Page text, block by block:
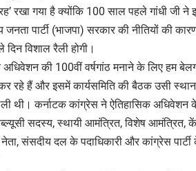
रखा गया है क्योंकि 100 साल पहले गांधी जी ने
पार्टी (भाजपा) सरकार की नीतियों की
दिन विशाल रैली होगी।
की 100वीं वर्षगांठ मनाने के लिए हम
रहे हैं और इसमें कार्यसमिति की बैठक उसी स्थान
थी। कर्नाटक कांग्रेस ने ऐतिहासिक
सदस्य, स्थायी आमंत्रित, विशेष आमंत्रित,
संसदीय दल के पदाधिकारी और कांग्रेस